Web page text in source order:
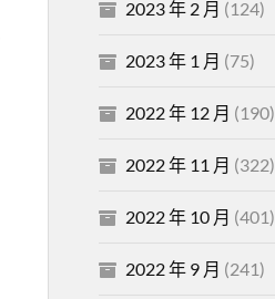
2023 年 2 月 (124)
2023 年 1 月 (75)
2022 年 12 月 (190)
2022 年 11 月 (322)
2022 年 10 月 (401)
2022 年 9 月 (241)